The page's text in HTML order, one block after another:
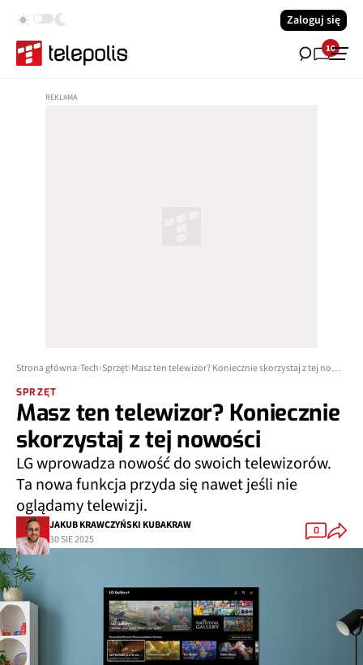
Zaloguj się
10
Strona główna Tech Sprzęt Masz ten telewizor? Koniecznie skorzystaj z tej nowości
SPRZĘT
Masz ten telewizor? Koniecznie
skorzystaj z tej nowości
LG wprowadza nowość do swoich telewizorów.
Ta nowa funkcja przyda się nawet jeśli nie
oglądamy telewizji.
JAKUB KRAWCZYŃSKI KUBAKRAW
30 SIE 2025
0